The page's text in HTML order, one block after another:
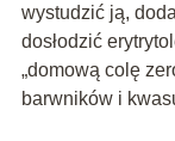
wystudzić ją,
dosłodzić
„domową colę
barwników i